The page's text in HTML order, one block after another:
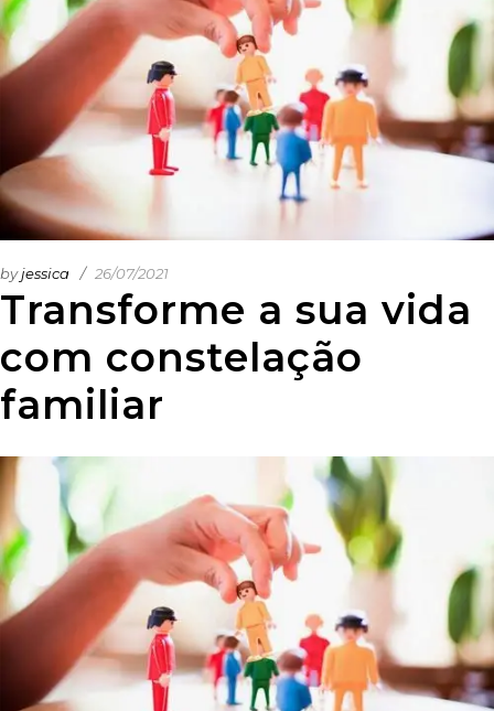
Transforme a sua vida
com constelação
familiar
byjessica 26/07/2021